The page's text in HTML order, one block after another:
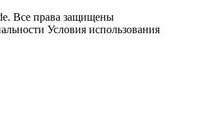
Все права защищены
Условия использования